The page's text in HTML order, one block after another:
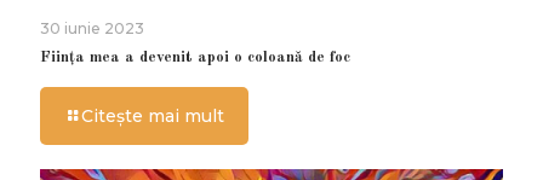
30 iunie 2023
Ființa mea a devenit apoi o coloană de foc
Citește mai mult